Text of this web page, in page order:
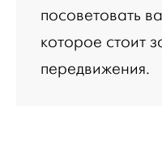
посоветовать
которое стоит
передвижения.